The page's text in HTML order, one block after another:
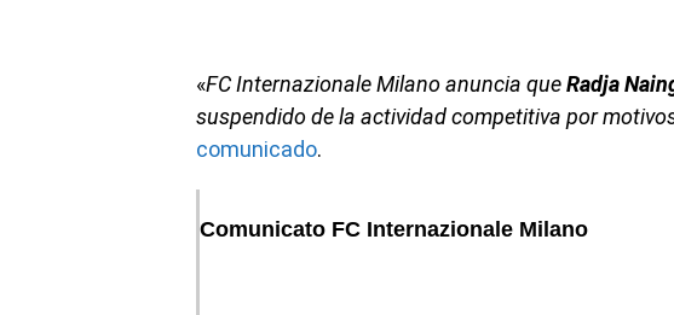
«FC Internazionale Milano anuncia queRadja
suspendido de la actividad competitiva por
comunicado.
Comunicato FC Internazionale Milano